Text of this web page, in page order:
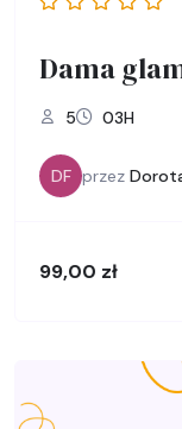
Dama
5 03H
DF przez
99,00 zł